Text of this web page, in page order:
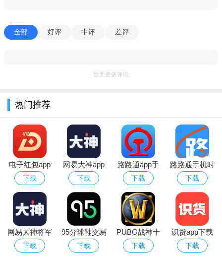
软件会检索已订阅的源站资源，搜索结果按热度排序展示，
包含资源名称、大小、来源、评分等信息。
全部 好评 中评 差评
暂无更多评论
热门推荐
电子红包app
官方版
下载
网易大神app
华为版下载官
方最新版
下载
路路通app手
机版
下载
路路通手机时
刻表app官方
安卓版
下载
网易大神将军
令下载安装官
下载
95分球鞋交易
app平台下载
下载
PUBG战神十
字架下载安卓
下载
识货app下载
官方正版最新
下载